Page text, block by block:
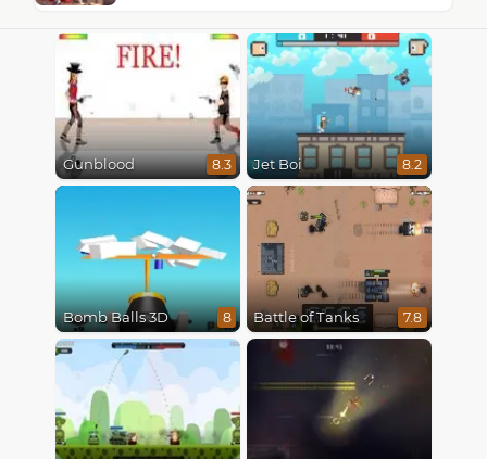
Gunblood 8.3 Jet Boi 8.2
Bomb Balls 3D 8 Battle of Tanks 7.8